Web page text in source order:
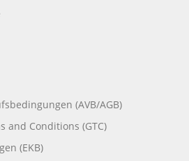
(AVB/AGB)
and Conditions (GTC)
(EKB)